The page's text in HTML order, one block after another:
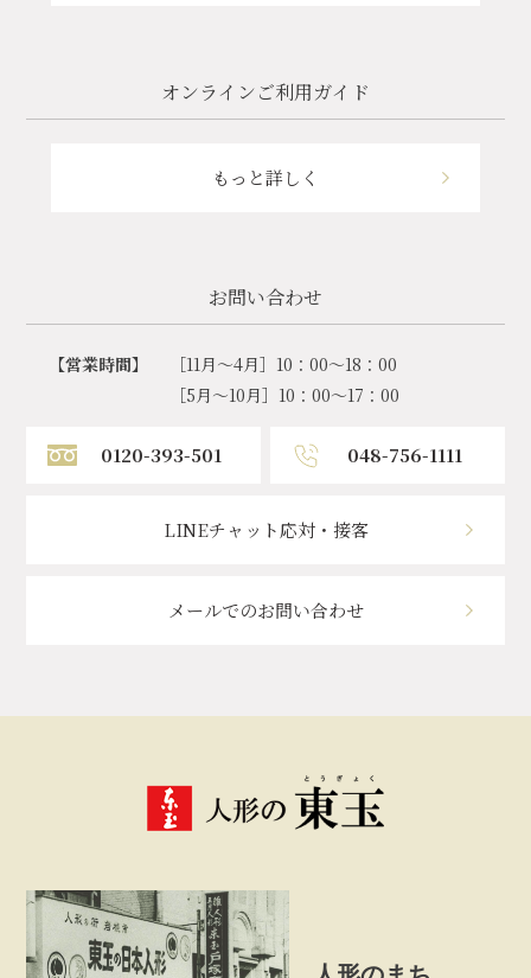
オンラインご利用ガイド
もっと詳しく
お問い合わせ
【営業時間】
［11月～4月］10：00～18：00
［5月～10月］10：00～17：00
0120-393-501 048-756-1111
LINEチャット応対・接客
メールでのお問い合わせ